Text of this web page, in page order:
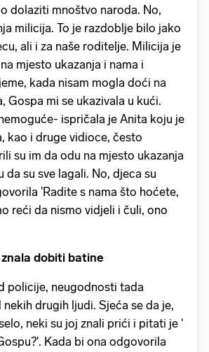
dolaziti mnoštvo naroda. No,
milicija. To je razdoblje bilo jako
ali i za naše roditelje. Milicija je
mjesto ukazanja i nama i
kada nisam mogla doći na
Gospa mi se ukazivala u kući.
ispričala je Anita koju je
kao i druge vidioce, često
su im da odu na mjesto ukazanja
da su sve lagali. No, djeca su
'Radite s nama što hoćete,
reći da nismo vidjeli i čuli, ono
dobiti batine
policije, neugodnosti tada
drugih ljudi. Sjeća se da je,
neki su joj znali prići i pitati je '
Kada bi ona odgovorila